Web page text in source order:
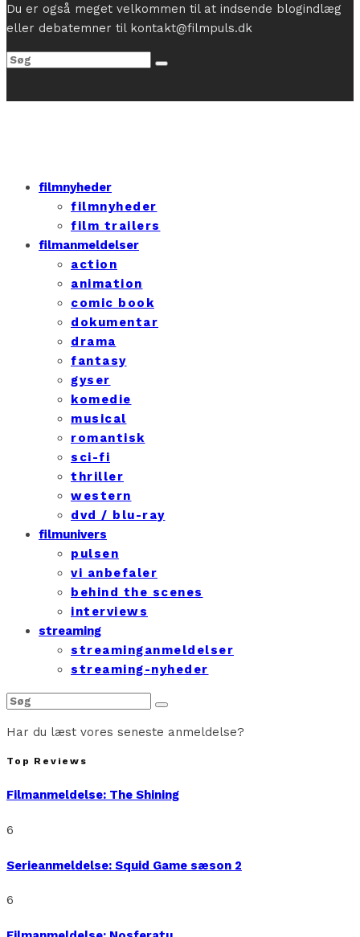
Du er også meget velkommen til at indsende blogindlæg
eller debatemner til kontakt@filmpuls.dk
filmnyheder
filmnyheder
film trailers
filmanmeldelser
action
animation
comic book
dokumentar
drama
fantasy
gyser
komedie
musical
romantisk
sci-fi
thriller
western
dvd / blu-ray
filmunivers
pulsen
vi anbefaler
behind the scenes
interviews
streaming
streaminganmeldelser
streaming-nyheder
Har du læst vores seneste anmeldelse?
Top Reviews
Filmanmeldelse: The Shining
6
Serieanmeldelse: Squid Game sæson 2
6